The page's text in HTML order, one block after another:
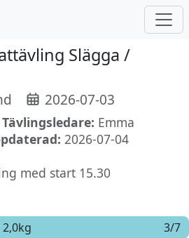
Slägga /
2026-07-03
Tävlingsledare: Emma
2026-07-04
med start 15.30
3/7